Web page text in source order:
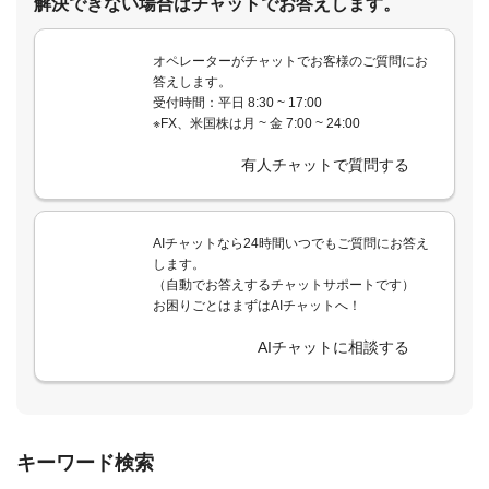
解決できない場合はチャットでお答えします。
オペレーターがチャットでお客様のご質問にお
答えします。
受付時間：平日 8:30 ~ 17:00
※FX、米国株は月 ~ 金 7:00 ~ 24:00
有人チャットで質問する
AIチャットなら24時間いつでもご質問にお答え
します。
（自動でお答えするチャットサポートです）
お困りごとはまずはAIチャットへ！
AIチャットに相談する
キーワード検索